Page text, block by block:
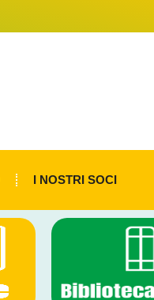
I NOSTRI SOCI